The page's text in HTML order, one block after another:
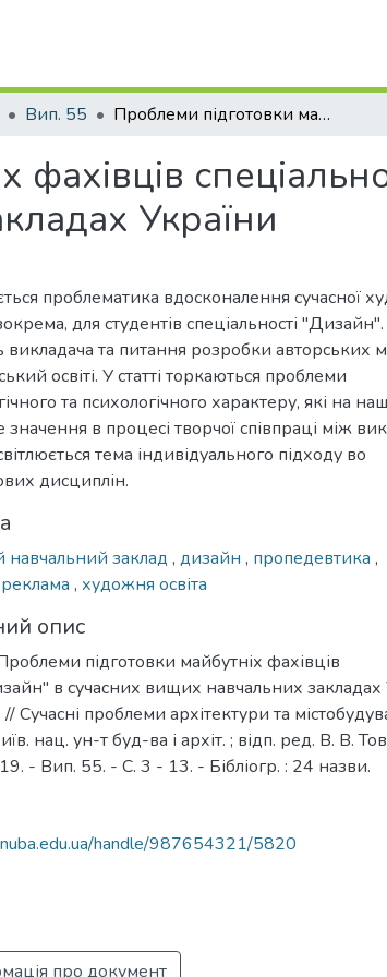
Вип. 55 Проблеми підготовки майбутніх фахівців спеціальності "дизайн" в сучасних вищих навчальних закладах України
України
проблематика вдосконалення сучасної
для студентів спеціальності
викладача та питання розробки авторських
освіті. У статті торкаються проблеми
та психологічного характеру, які на
значення в процесі творчої співпраці між
тема індивідуального підходу во
дисциплін.
заклад , дизайн , пропедевтика ,
реклама , художня освіта
опис
підготовки майбутніх фахівців
в сучасних вищих навчальних закладах
Сучасні проблеми архітектури та
нац. ун-т буд-ва і архіт. ; відп. ред. В. В.
- Вип. 55. - С. 3 - 13. - Бібліогр. : 24 назви.
handle/987654321/5820
про документ